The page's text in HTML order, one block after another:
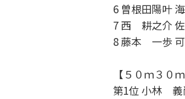
6 曽根田陽叶
7 西 耕之介
8 藤本 一歩
【５０ｍ３０
第1位 小林 義